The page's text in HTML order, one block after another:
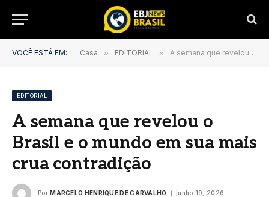
VOCÊ ESTÁ EM: Casa » EDITORIAL » A semana que revelou o Brasil e o mundo em sua mais crua contradição
EDITORIAL
A semana que revelou o
Brasil e o mundo em sua mais
crua contradição
Por MARCELO HENRIQUE DE CARVALHO junho 19, 2026